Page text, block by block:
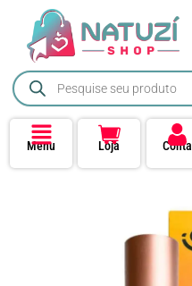
Menu Loja Conta